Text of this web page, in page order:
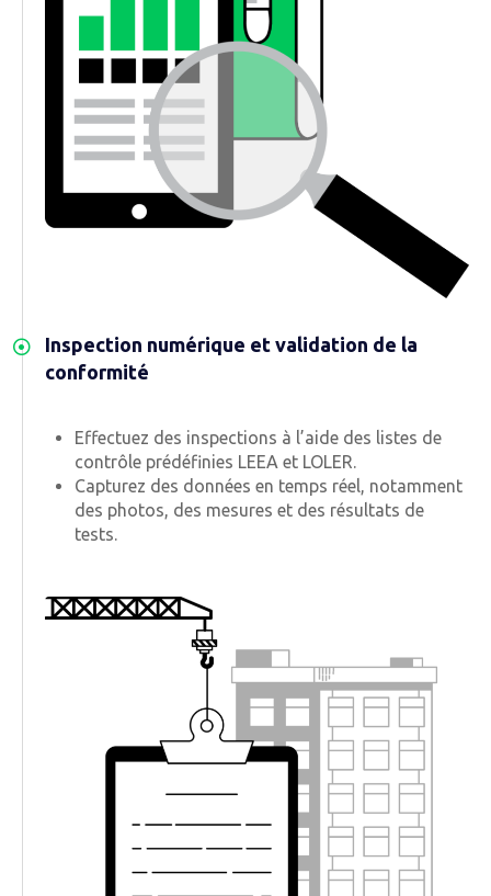
Inspection numérique et validation de la
conformité
Effectuez des inspections à l’aide des listes de
contrôle prédéfinies LEEA et LOLER.
Capturez des données en temps réel, notamment
des photos, des mesures et des résultats de
tests.